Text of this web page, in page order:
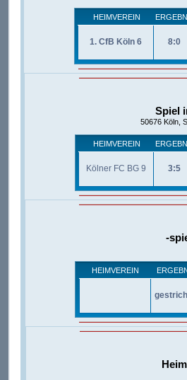
HEIMVEREIN
1. CfB Köln 6 8:0
Spiel
50676 Köln,
HEIMVEREIN
Kölner FC BG 9 3:5
-
HEIMVEREIN